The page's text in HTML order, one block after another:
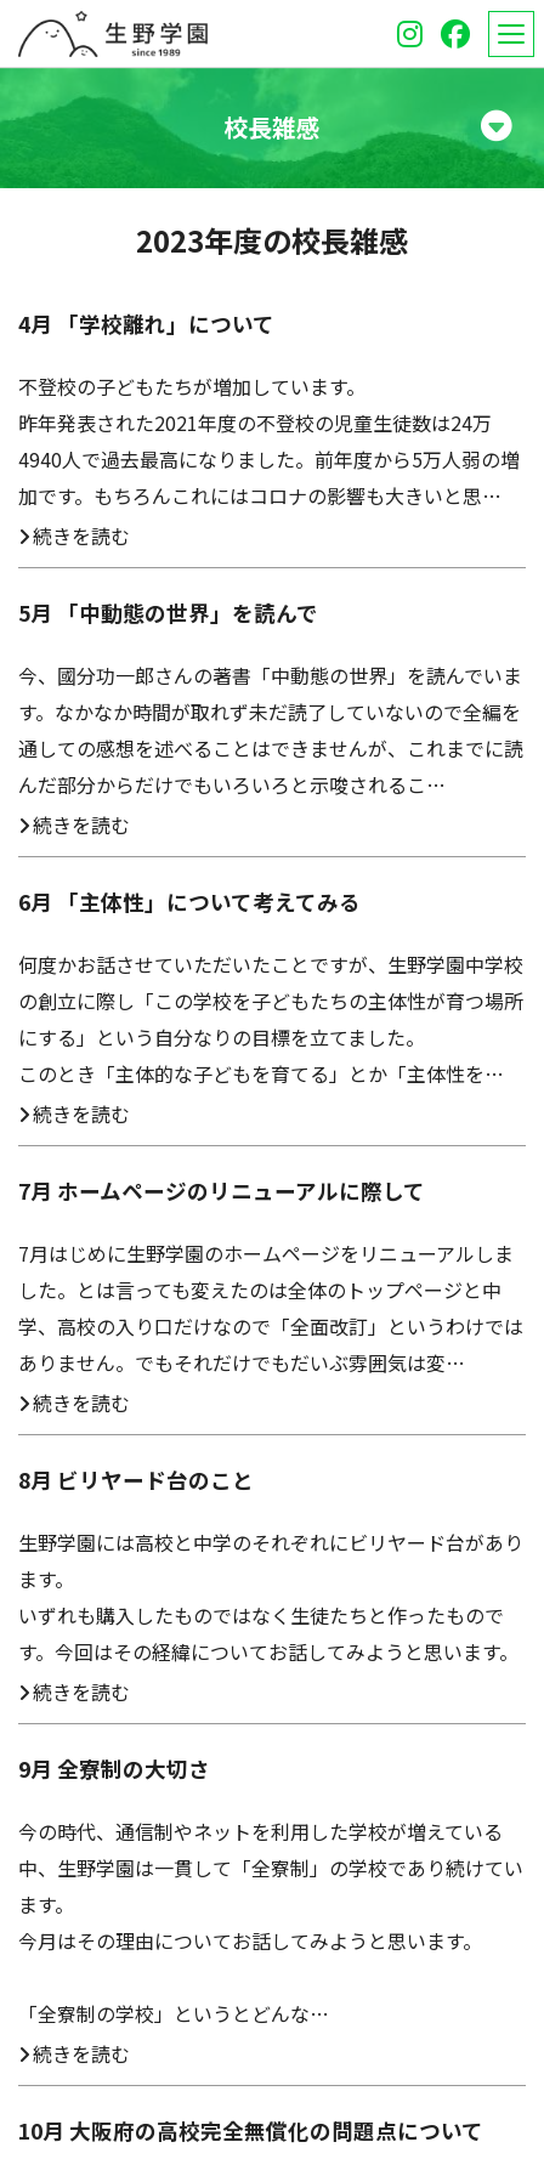
学校紹介
中学校
オープンスクール
保護者のみなさんへ
受験生のみなさんへ
アクセス お問い合わせ
校長雑感
2023年度の校長雑感
4月 「学校離れ」について
不登校の子どもたちが増加しています。
昨年発表された2021年度の不登校の児童生徒数は24万
4940人で過去最高になりました。前年度から5万人弱の増
加です。もちろんこれにはコロナの影響も大きいと思…
続きを読む
5月 「中動態の世界」を読んで
今、國分功一郎さんの著書「中動態の世界」を読んでいま
す。なかなか時間が取れず未だ読了していないので全編を
通しての感想を述べることはできませんが、これまでに読
んだ部分からだけでもいろいろと示唆されるこ…
続きを読む
6月 「主体性」について考えてみる
何度かお話させていただいたことですが、生野学園中学校
の創立に際し「この学校を子どもたちの主体性が育つ場所
にする」という自分なりの目標を立てました。
このとき「主体的な子どもを育てる」とか「主体性を…
続きを読む
7月 ホームページのリニューアルに際して
7月はじめに生野学園のホームページをリニューアルしま
した。とは言っても変えたのは全体のトップページと中
学、高校の入り口だけなので「全面改訂」というわけでは
ありません。でもそれだけでもだいぶ雰囲気は変…
続きを読む
8月 ビリヤード台のこと
生野学園には高校と中学のそれぞれにビリヤード台があり
ます。
いずれも購入したものではなく生徒たちと作ったもので
す。今回はその経緯についてお話してみようと思います。
続きを読む
9月 全寮制の大切さ
今の時代、通信制やネットを利用した学校が増えている
中、生野学園は一貫して「全寮制」の学校であり続けてい
ます。
今月はその理由についてお話してみようと思います。
「全寮制の学校」というとどんな…
続きを読む
10月 大阪府の高校完全無償化の問題点について